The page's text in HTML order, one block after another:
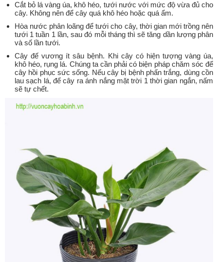
Cắt bỏ lá vàng úa, khô héo, tưới nước với mức độ vừa đủ cho
cây. Không nên để cây quá khô héo hoặc quá ẩm.
Hòa nước phân loãng để tưới cho cây, thời gian mới trồng nên
tưới 1 tuần 1 lần, sau đó mỗi tháng thì sẽ tăng dần lượng phân
và số lần tưới.
Cây đế vương ít sâu bệnh. Khi cây có hiện tượng vàng úa,
khô héo, rụng lá. Chúng ta cần phải có biện pháp chăm sóc để
cây hồi phục sức sống. Nếu cây bị bệnh phấn trắng, dùng cồn
lau sạch lá, để cây ra ánh nắng mặt trời 1 thời gian ngắn, nấm
sẽ tự chết.